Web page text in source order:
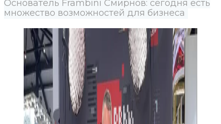
Основатель Frambini Смирнов: сегодня есть
множество возможностей для бизнеса